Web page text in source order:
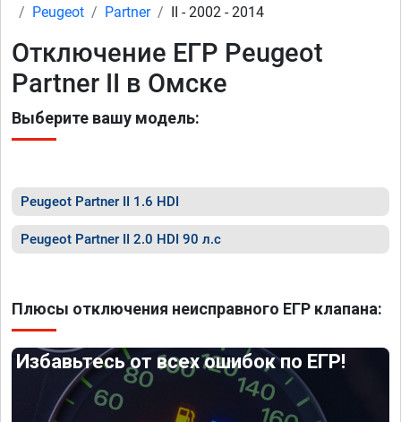
Peugeot
Partner II - 2002 - 2014
Отключение ЕГР Peugeot
Partner II в Омске
Выберите вашу модель:
Peugeot Partner II 1.6 HDI
Peugeot Partner II 2.0 HDI 90 л.с
Плюсы отключения неисправного ЕГР клапана:
Избавьтесь от всех ошибок по ЕГР!